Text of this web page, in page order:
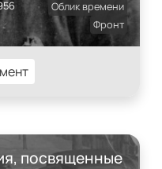
Облик времени
Фронт
посвященные